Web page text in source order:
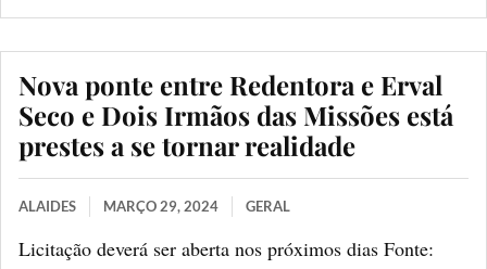
Nova ponte entre Redentora e Erval
Seco e Dois Irmãos das Missões está
prestes a se tornar realidade
ALAIDES MARÇO 29, 2024 GERAL
Licitação deverá ser aberta nos próximos dias Fonte: